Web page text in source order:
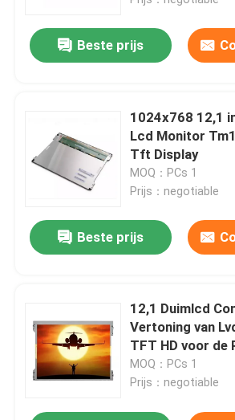
Beste prijs
1024x768 12,1
Lcd Monitor
Tft Display
MOQ：PCs 1
Prijs：negotiable
Beste prijs
12,1 Duimlcd
Vertoning van
TFT HD voor de
Machine
MOQ：PCs 1
Prijs：negotiable